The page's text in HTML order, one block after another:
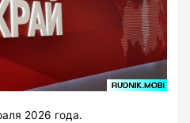
2026 года.